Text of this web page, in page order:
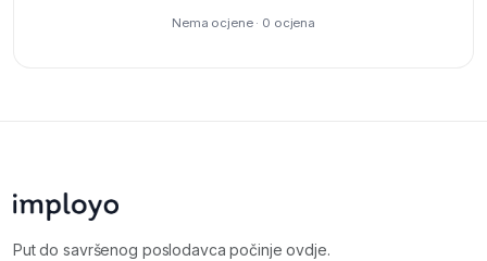
Nema ocjene · 0 ocjena
Put do savršenog poslodavca počinje ovdje.